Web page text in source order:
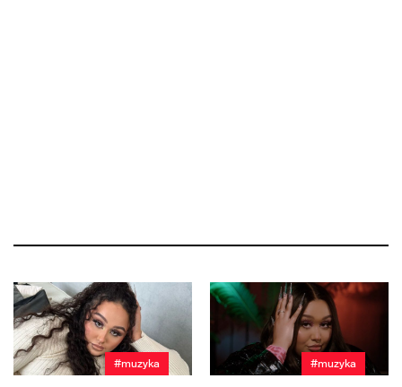
#muzyka #muzyka